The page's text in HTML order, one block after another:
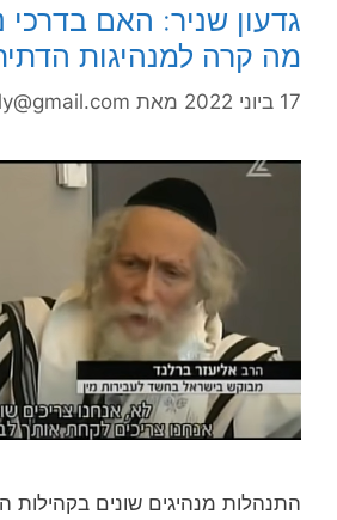
גדעון שניר: האם
מה קרה למנהיגות
17 ביוני 2022 מאת
התנהלות מנהיגים שונים בקהילות